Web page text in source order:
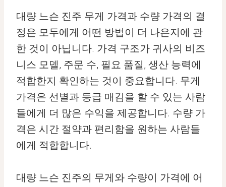
대량 느슨 진주 무게 가격과 수량 가격의 결
정은 모두에게 어떤 방법이 더 나은지에 관
한 것이 아닙니다. 가격 구조가 귀사의 비즈
니스 모델, 주문 수, 필요 품질, 생산 능력에
적합한지 확인하는 것이 중요합니다. 무게
가격은 선별과 등급 매김을 할 수 있는 사람
들에게 더 많은 수익을 제공합니다. 수량 가
격은 시간 절약과 편리함을 원하는 사람들
에게 적합합니다.
대량 느슨 진주의 무게와 수량이 가격에 어